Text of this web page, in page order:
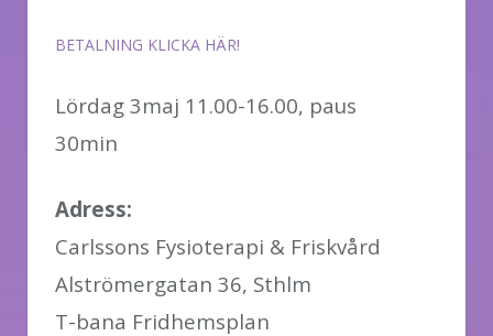
BETALNING KLICKA HÄR!
Lördag 3maj 11.00-16.00, paus
30min
Adress:
Carlssons Fysioterapi & Friskvård
Alströmergatan 36, Sthlm
T-bana Fridhemsplan